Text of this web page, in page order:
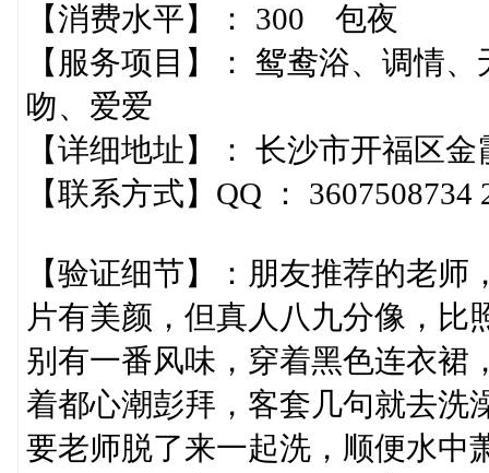
【消费水平】： 300 包夜
【服务项目】： 鸳鸯浴、调情
吻、爱爱
【详细地址】： 长沙市开福区
【联系方式】QQ ：
【验证细节】：朋友推荐的老
片有美颜，但真人八九分像，
别有一番风味，穿着黑色连衣裙
着都心潮彭拜，客套几句就去洗
要老师脱了来一起洗，顺便水中